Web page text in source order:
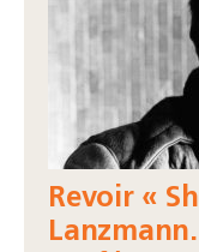
Revoir «